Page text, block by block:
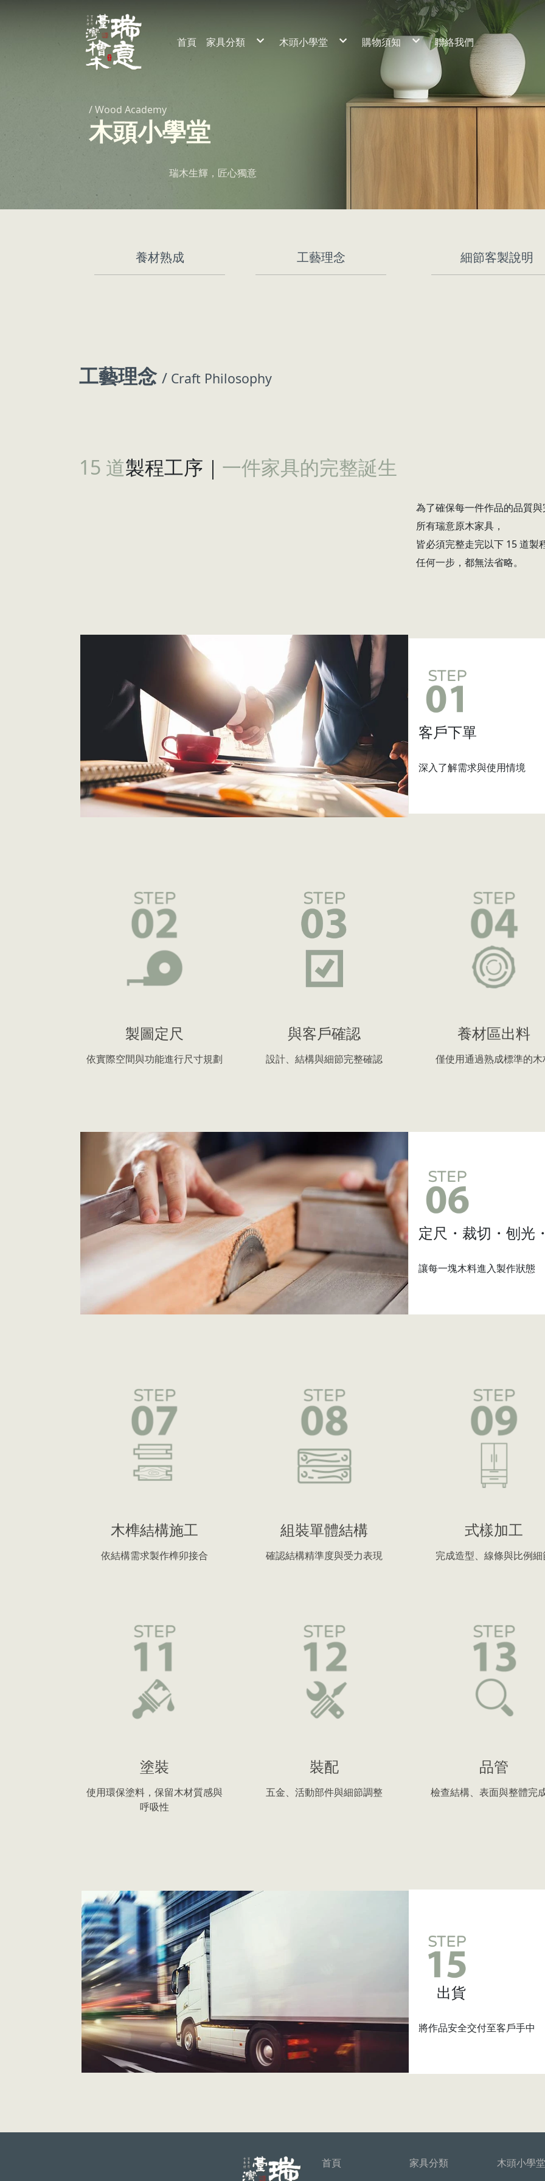
首頁 家具分類 木頭小學堂 購物須知
服務流程
常見問題
聯絡我們
/ Wood Academy
木頭小學堂
瑞木生輝，匠心獨意
養材熟成 工藝理念 細節客製說明
工藝理念 / Craft Philosophy
15 道製程工序｜ 一件家具的完整誕生
為了確保每一件作品的品質
所有瑞意原木家具，
皆必須完整走完以下 15 道製
任何一步，都無法省略。
客戶下單
深入了解需求與使用情境
製圖定尺
依實際空間與功能進行尺寸規劃
與客戶確認
設計、結構與細節完整確認
養材區出料
僅使用通過熟成標準的木
定尺・裁切・刨光
讓每一塊木料進入製作狀態
木榫結構施工
依結構需求製作榫卯接合
組裝單體結構
確認結構精準度與受力表現
式樣加工
完成造型、線條與比例細
塗裝
使用環保塗料，保留木材質感與
呼吸性
裝配
五金、活動部件與細節調整
品管
檢查結構、表面與整體完
出貨
將作品安全交付至客戶手中
首頁 家具分類 木頭小學堂